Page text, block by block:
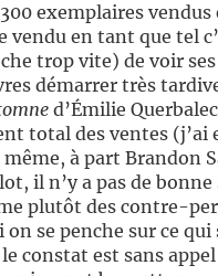
exemplaires
vendu en tant que tel
trop vite) de voir
démarrer très
d’Émilie
total des ventes (j’ai
à part Brandon
il n’y a pas de
plutôt des contre-
on se penche sur ce
constat est sans